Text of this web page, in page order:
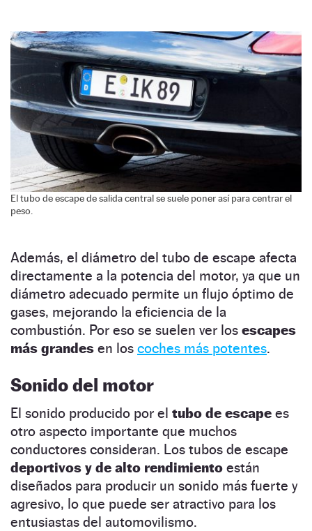
El tubo de escape de salida central se suele poner así para centrar el
peso.
Además, el diámetro del tubo de escape afecta
directamente a la potencia del motor, ya que un
diámetro adecuado permite un flujo óptimo de
gases, mejorando la eficiencia de la
combustión. Por eso se suelen ver los escapes
más grandes en los coches más potentes.
Sonido del motor
El sonido producido por el tubo de escape es
otro aspecto importante que muchos
conductores consideran. Los tubos de escape
deportivos y de alto rendimiento están
diseñados para producir un sonido más fuerte y
agresivo, lo que puede ser atractivo para los
entusiastas del automovilismo.